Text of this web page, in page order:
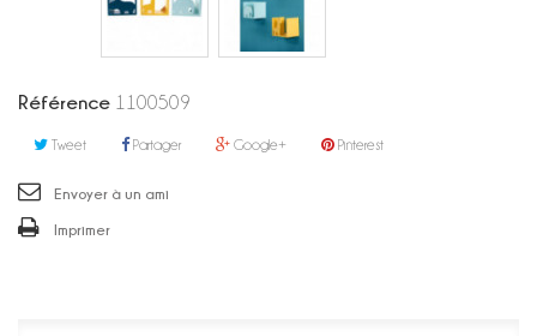
Référence 1100509
Tweet Partager Google+ Pinterest
Envoyer à un ami
Imprimer